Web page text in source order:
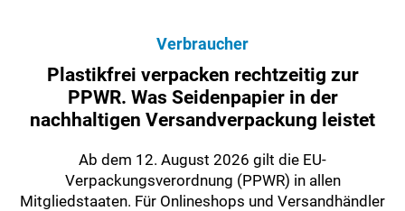
Verbraucher
Plastikfrei verpacken rechtzeitig zur
PPWR. Was Seidenpapier in der
nachhaltigen Versandverpackung leistet
Ab dem 12. August 2026 gilt die EU-
Verpackungsverordnung (PPWR) in allen
Mitgliedstaaten. Für Onlineshops und Versandhändler